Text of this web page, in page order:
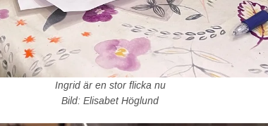
Ingrid är en stor flicka nu
Bild: Elisabet Höglund